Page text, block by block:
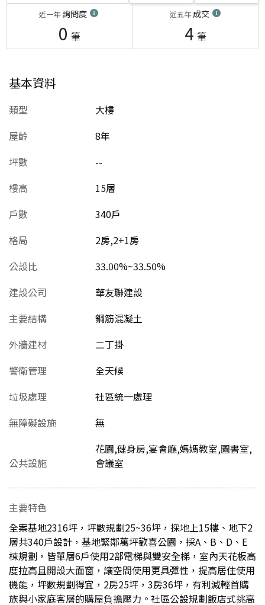
近一年詢問度
0 筆
近五年成交
4 筆
基本資料
類型
大樓
屋齡
8年
坪數
--
樓高
15層
戶數
340戶
格局
2房,2+1房
公設比
33.00%~33.50%
建設公司
華友聯建設
主要結構
鋼筋混凝土
外牆建材
二丁掛
警衛管理
全天候
垃圾處理
社區統一處理
無障礙設施
無
公共設施
花園,健身房,宴會廳,媽媽教室,圖書室,
會議室
主要特色
全案基地2316坪，坪數規劃25~36坪，採地上15樓、地下2
層共340戶設計，基地緊鄰萬坪歡喜公園，採A、B、D、E
棟規劃，皆單層6戶使用2部電梯與雙安全梯，室內天花板高
度拉高且開設大面窗，讓空間使用更具彈性，提高居住使用
機能，坪數規劃得宜，2房25坪，3房36坪，有利減輕首購
族與小家庭客層的購屋負擔壓力。社區公設規劃飯店式挑高